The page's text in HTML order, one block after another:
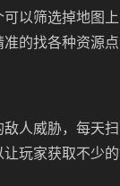
以筛选掉地图
的找各种资源
人威胁，每天
玩家获取不少的